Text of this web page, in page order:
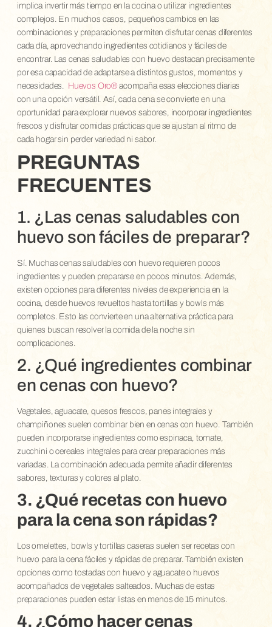
implica invertir más tiempo en la cocina o utilizar ingredientes
complejos. En muchos casos, pequeños cambios en las
combinaciones y preparaciones permiten disfrutar cenas diferentes
cada día, aprovechando ingredientes cotidianos y fáciles de
encontrar. Las cenas saludables con huevo destacan precisamente
por esa capacidad de adaptarse a distintos gustos, momentos y
necesidades.
Huevos Oro® acompaña esas elecciones diarias
con una opción versátil. Así, cada cena se convierte en una
oportunidad para explorar nuevos sabores, incorporar ingredientes
frescos y disfrutar comidas prácticas que se ajustan al ritmo de
cada hogar sin perder variedad ni sabor.
PREGUNTAS
FRECUENTES
1. ¿Las cenas saludables con
huevo son fáciles de preparar?
Sí. Muchas cenas saludables con huevo requieren pocos
ingredientes y pueden prepararse en pocos minutos. Además,
existen opciones para diferentes niveles de experiencia en la
cocina, desde huevos revueltos hasta tortillas y bowls más
completos. Esto las convierte en una alternativa práctica para
quienes buscan resolver la comida de la noche sin
complicaciones.
2. ¿Qué ingredientes combinar
en cenas con huevo?
Vegetales, aguacate, quesos frescos, panes integrales y
champiñones suelen combinar bien en cenas con huevo. También
pueden incorporarse ingredientes como espinaca, tomate,
zucchini o cereales integrales para crear preparaciones más
variadas. La combinación adecuada permite añadir diferentes
sabores, texturas y colores al plato.
3. ¿Qué recetas con huevo
para la cena son rápidas?
Los omelettes, bowls y tortillas caseras suelen ser recetas con
huevo para la cena fáciles y rápidas de preparar. También existen
opciones como tostadas con huevo y aguacate o huevos
acompañados de vegetales salteados. Muchas de estas
preparaciones pueden estar listas en menos de 15 minutos.
4. ¿Cómo hacer cenas